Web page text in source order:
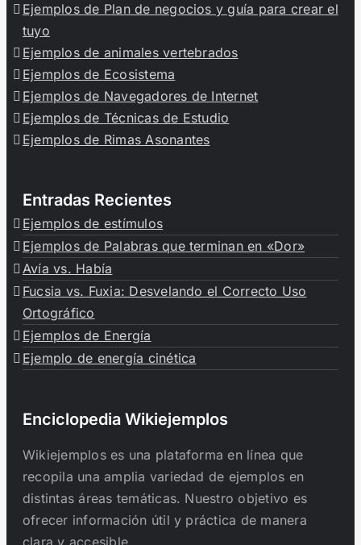
Ejemplos de Plan de negocios y guía para crear el
tuyo
Ejemplos de animales vertebrados
Ejemplos de Ecosistema
Ejemplos de Navegadores de Internet
Ejemplos de Técnicas de Estudio
Ejemplos de Rimas Asonantes
Entradas Recientes
Ejemplos de estímulos
Ejemplos de Palabras que terminan en «Dor»
Avía vs. Había
Fucsia vs. Fuxia: Desvelando el Correcto Uso
Ortográfico
Ejemplos de Energía
Ejemplo de energía cinética
Enciclopedia Wikiejemplos
Wikiejemplos es una plataforma en línea que
recopila una amplia variedad de ejemplos en
distintas áreas temáticas. Nuestro objetivo es
ofrecer información útil y práctica de manera